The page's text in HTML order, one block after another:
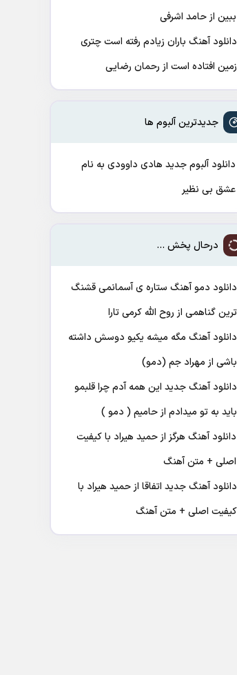
ببین از حامد اشرفی
دانلود آهنگ باران زیادم رفته است چتری
زمین افتاده است از رحمان رضایی
جدیدترین آلبوم ها
دانلود آلبوم جدید هادی داوودی به نام
عشق بی نظیر
درحال پخش ...
دانلود دمو آهنگ ﺳﺘﺎره ی آﺳﻤﺎﻧﻤﻰ ﻗﺸﻨﮓ
ﺗﺮﻳﻦ ﮔﻨﺎﻫﻤﻰ از روح الله کرمی تارا
دانلود آهنگ مگه میشه یکیو دوسش داشته
باشی از مهراد جم (دمو)
دانلود آهنگ جدید این همه آدم چرا قلبمو
باید به تو میدادم از حامیم ( دمو )
دانلود آهنگ هرگز از حمید هیراد با کیفیت
اصلی + متن آهنگ
دانلود آهنگ جدید اتفاقا از حمید هیراد با
کیفیت اصلی + متن آهنگ